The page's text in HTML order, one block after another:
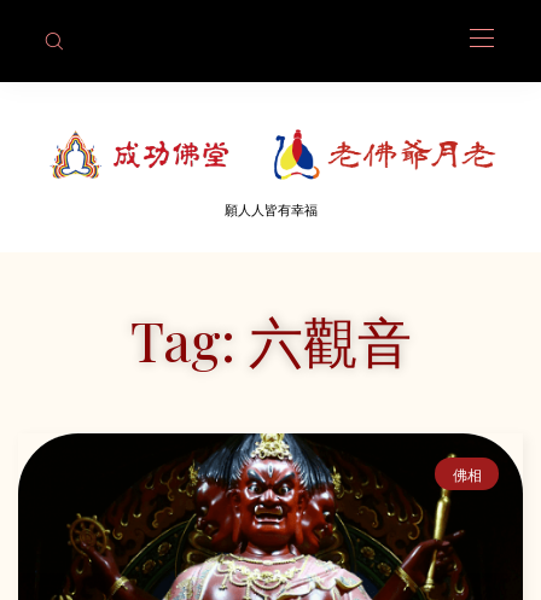
願人人皆有幸福
Tag: 六觀音
佛相